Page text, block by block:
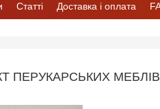
Статті Доставка і оплата
ПЕРУКАРСЬКИХ МЕБЛІВ